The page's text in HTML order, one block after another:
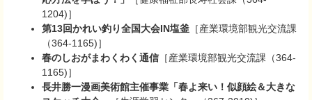
1204)］
第13回かれい釣り全国大会IN塩釜 ［産業環境部観光交流課
（364-1165)］
春のしおがまわくわく通信 ［産業環境部観光交流課（364-
1165)］
長井勝一漫画美術館主催事業「春よ来い！似顔絵＆大きな